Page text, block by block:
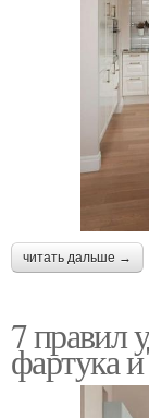
читать дальше →
7 правил
фартука